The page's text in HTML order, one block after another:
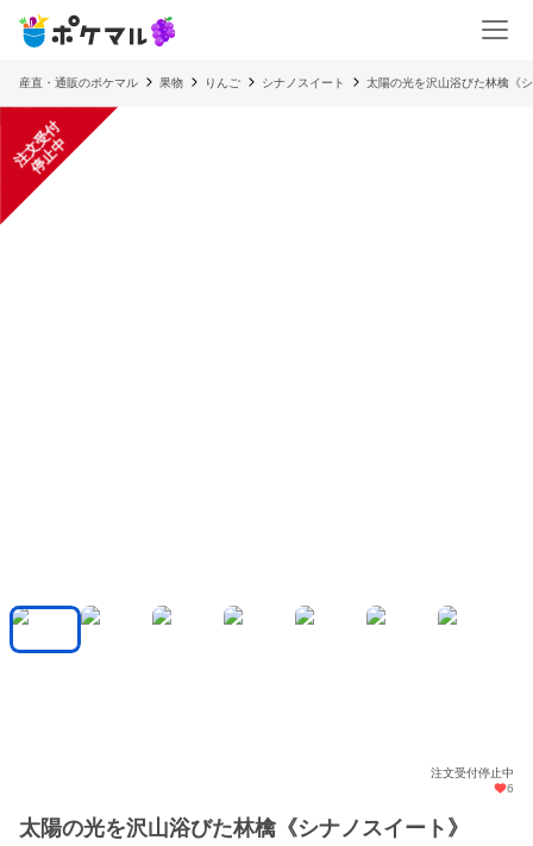
産直・通販のポケマル 果物 りんご シナノスイート 太陽の光を沢山浴びた林檎《
注
文
受
付
停
止
中
注文受付停止中
6
太陽の光を沢山浴びた林檎《シナノスイート》